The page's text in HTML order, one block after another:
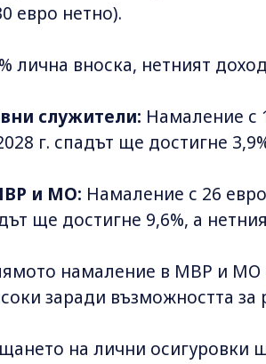
евро нетно).
лична вноска, нетният
служители: Намаление с
г. спадът ще достигне
и МО: Намаление с 26
ще достигне 9,6%, а
намаление в МВР и МО
заради възможността
на лични осигуровки